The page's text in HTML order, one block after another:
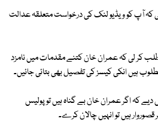
آپ کو ویڈیو لنک کی درخواست متعلقہ عدالت
کر لی کہ عمران خان کتنے مقدمات میں نامزد
ہیں انکی کیسز کی تفصیل بھی بتائی جائیں۔
کہ اگر عمران خان بے گناہ ہیں تو پولیس
ہیں تو انہیں چالان کرے۔